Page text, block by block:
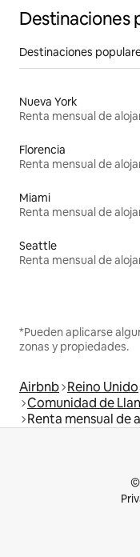
Destinaciones
Destinaciones
Nueva York
Florencia
Miami
Seattle
*Pueden aplicarse
zonas y propiedades.
Airbnb Reino Unido
Comunidad de
Renta mensual de
©